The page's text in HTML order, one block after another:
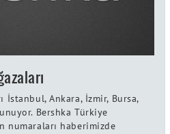
İstanbul, Ankara, İzmir, Bursa,
Bershka Türkiye
numaraları haberimizde